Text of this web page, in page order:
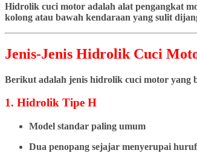
Hidrolik cuci motor adalah alat pengangkat
kolong atau bawah kendaraan yang sulit
Jenis-Jenis Hidrolik Cuci
Berikut adalah jenis hidrolik cuci motor yang
1. Hidrolik Tipe H
Model standar paling umum
Dua penopang sejajar menyerupai